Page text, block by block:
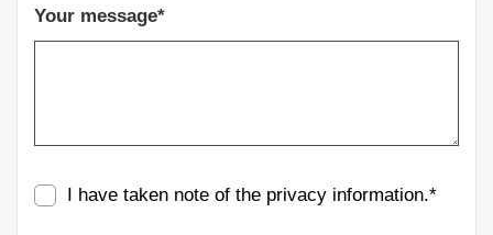
Your message*
I have taken note of the privacy information.*